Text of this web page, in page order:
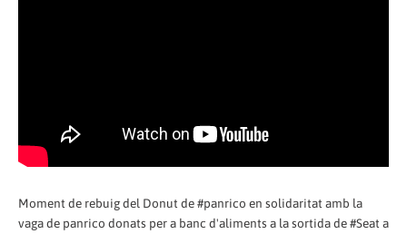
Moment de rebuig del Donut de #panrico en solidaritat amb la
vaga de panrico donats per a banc d'aliments a la sortida de #Seat a